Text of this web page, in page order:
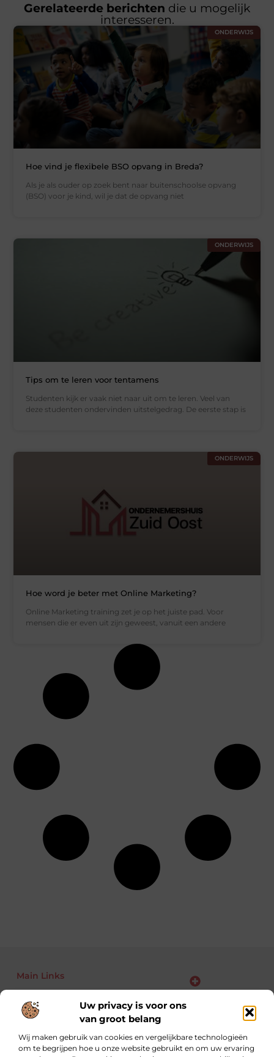
Uw privacy is voor ons
van groot belang
Wij maken gebruik van cookies en vergelijkbare technologieën
om te begrijpen hoe u onze website gebruikt en om uw ervaring
Gerelateerde berichten die u mogelijk
interesseren.
ONDERWIJS
Hoe vind je flexibele BSO opvang in Breda?
Als je als ouder op zoek bent naar buitenschoolse opvang
(BSO) voor je kind, wil je dat de opvang niet
ONDERWIJS
Tips om te leren voor tentamens
Studenten kijk er vaak niet naar uit om te leren. Veel van
deze studenten ondervinden uitstelgedrag. De eerste stap is
ONDERWIJS
Hoe word je beter met Online Marketing?
Online Marketing training zet je op het juiste pad. Voor
mensen die er even uit zijn geweest, vanuit een andere
Main Links